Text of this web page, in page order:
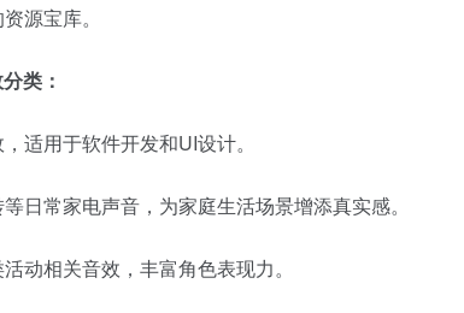
源宝库。
类：
适用于软件开发和UI设计。
日常家电声音，为家庭生活场景增添真实感。
动相关音效，丰富角色表现力。